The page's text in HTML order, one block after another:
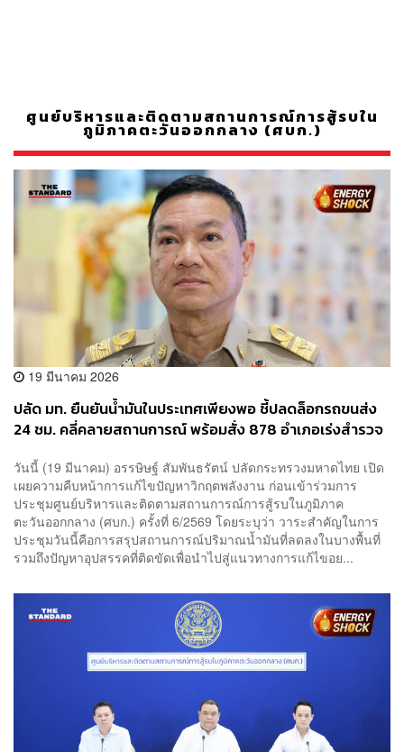
ศูนย์บริหารและติดตามสถานการณ์การสู้รบใน
ภูมิภาคตะวันออกกลาง (ศบก.)
19 มีนาคม 2026
ปลัด มท. ยืนยันน้ำมันในประเทศเพียงพอ ชี้ปลดล็อกรถขนส่ง
24 ชม. คลี่คลายสถานการณ์ พร้อมสั่ง 878 อำเภอเร่งสำรวจ
วันนี้ (19 มีนาคม) อรรษิษฐ์ สัมพันธรัตน์ ปลัดกระทรวงมหาดไทย เปิด
เผยความคืบหน้าการแก้ไขปัญหาวิกฤตพลังงาน ก่อนเข้าร่วมการ
ประชุมศูนย์บริหารและติดตามสถานการณ์การสู้รบในภูมิภาค
ตะวันออกกลาง (ศบก.) ครั้งที่ 6/2569 โดยระบุว่า วาระสำคัญในการ
ประชุมวันนี้คือการสรุปสถานการณ์ปริมาณน้ำมันที่ลดลงในบางพื้นที่
รวมถึงปัญหาอุปสรรคที่ติดขัดเพื่อนำไปสู่แนวทางการแก้ไขอย...